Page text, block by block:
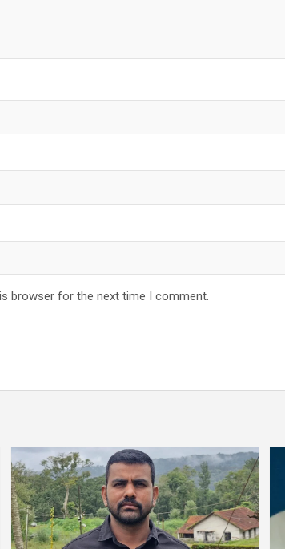
browser for the next time I comment.